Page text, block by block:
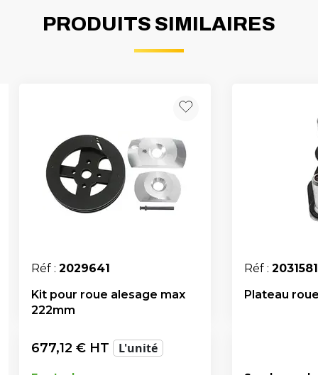
PRODUITS SIMILAIRES
Réf : 2029641
Kit pour roue alesage max
222mm
677,12 € HT L'unité
Réf : 2031581
Plateau